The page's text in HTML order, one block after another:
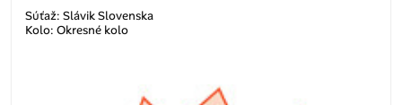
Súťaž: Slávik Slovenska
Kolo: Okresné kolo